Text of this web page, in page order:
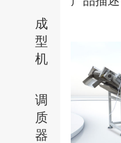
成
型
机
调
质
器